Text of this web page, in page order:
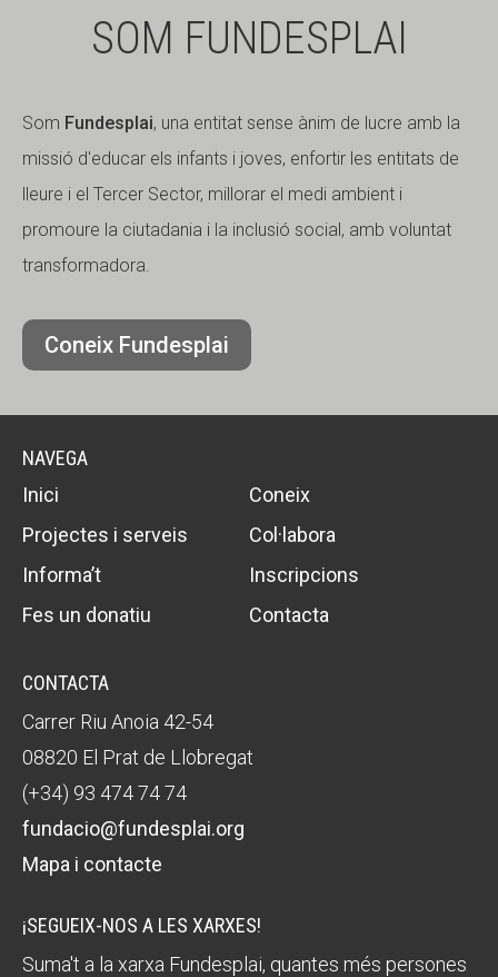
SOM FUNDESPLAI
Som Fundesplai, una entitat sense ànim de lucre amb la
missió d'educar els infants i joves, enfortir les entitats de
lleure i el Tercer Sector, millorar el medi ambient i
promoure la ciutadania i la inclusió social, amb voluntat
transformadora.
Coneix Fundesplai
NAVEGA
Inici
Coneix
Projectes i serveis
Col·labora
Informa’t
Inscripcions
Fes un donatiu
Contacta
CONTACTA
Carrer Riu Anoia 42-54
08820 El Prat de Llobregat
(+34) 93 474 74 74
fundacio@fundesplai.org
Mapa i contacte
¡SEGUEIX-NOS A LES XARXES!
Suma't a la xarxa Fundesplai, quantes més persones